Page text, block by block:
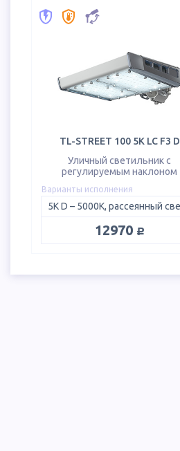
TL-STREET 100 5K LC F3 D
Уличный светильник с
регулируемым наклоном
Варианты исполнения
12970 руб.